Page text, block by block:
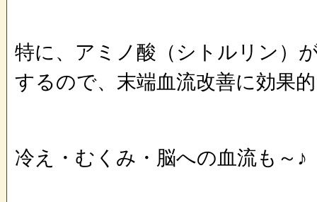
特に、アミノ酸（シトルリン）
するので、末端血流改善に効果
冷え・むくみ・脳への血流も～♪